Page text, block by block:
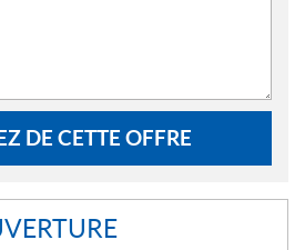
DE CETTE OFFRE